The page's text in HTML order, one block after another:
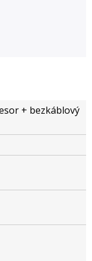
+ bezkáblový